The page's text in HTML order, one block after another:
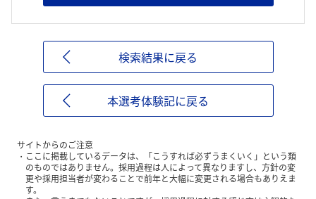
検索結果に戻る
本選考体験記に戻る
サイトからのご注意
ここに掲載しているデータは、「こうすれば必ずうまくいく」という類
のものではありません。採用過程は人によって異なりますし、方針の変
更や採用担当者が変わることで前年と大幅に変更される場合もありえま
す。